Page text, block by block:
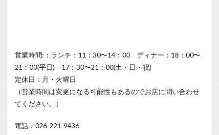
営業時間:：ランチ：11：30〜14：00 ディナー：18：00〜
21：00(平日) 17：30〜21：00(土・日・祝)
定休日：月・火曜日
（営業時間は変更になる可能性もあるのでお店に問い合わせ
てください。）
電話：026-221-9436